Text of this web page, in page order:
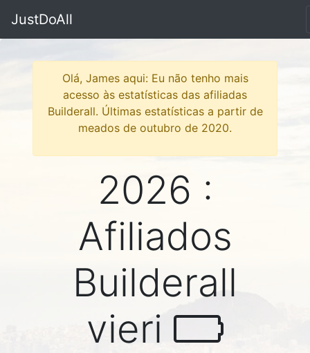
JustDoAll
Olá, James aqui: Eu não tenho mais
acesso às estatísticas das afiliadas
Builderall. Últimas estatísticas a partir de
meados de outubro de 2020.
2026 :
Afiliados
Builderall
vieri